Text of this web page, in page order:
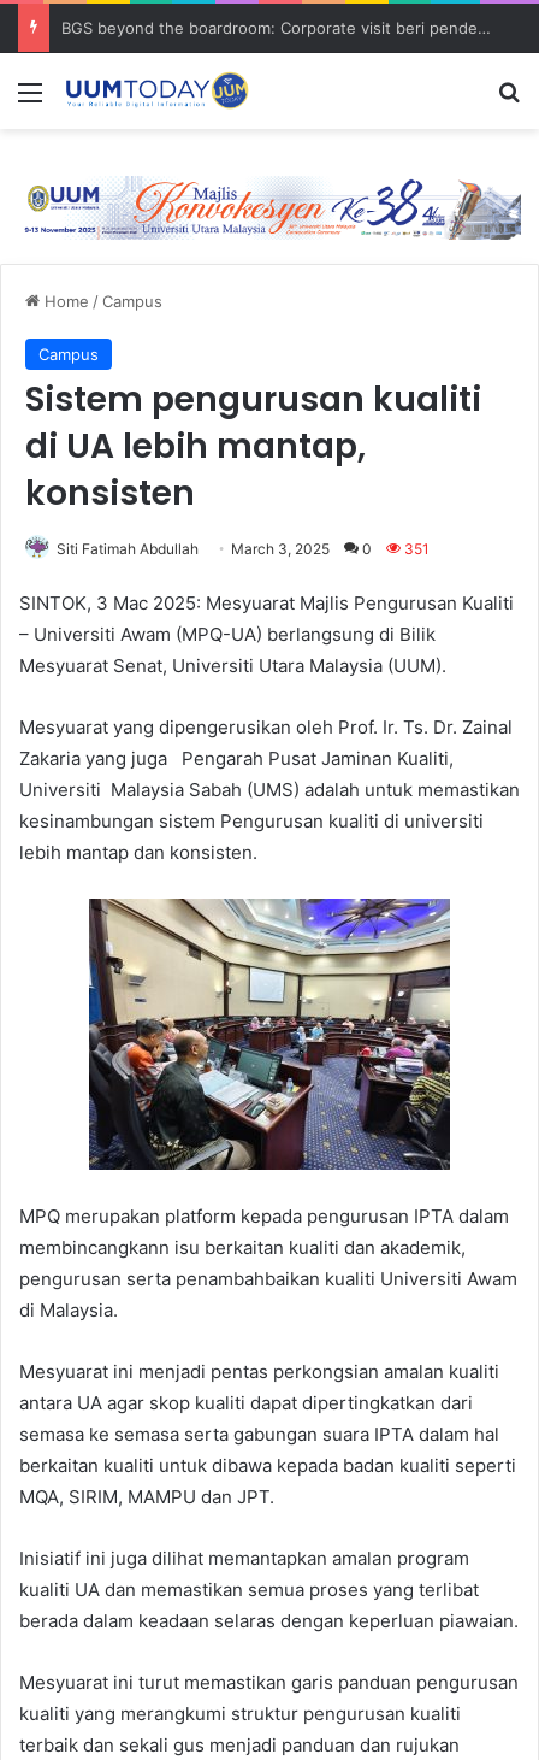
BGS beyond the boardroom: Corporate visit beri pendedahan dunia korporat kepada PELAJAR UUM
Menu
Home /Campus
Campus
Sistem pengurusan kualiti
di UA lebih mantap,
konsisten
Siti Fatimah Abdullah March 3, 2025 0 351
SINTOK, 3 Mac 2025: Mesyuarat Majlis Pengurusan Kualiti
– Universiti Awam (MPQ-UA) berlangsung di Bilik
Mesyuarat Senat, Universiti Utara Malaysia (UUM).
Mesyuarat yang dipengerusikan oleh Prof. Ir. Ts. Dr. Zainal
Zakaria yang juga Pengarah Pusat Jaminan Kualiti,
Universiti Malaysia Sabah (UMS) adalah untuk memastikan
kesinambungan sistem Pengurusan kualiti di universiti
lebih mantap dan konsisten.
MPQ merupakan platform kepada pengurusan IPTA dalam
membincangkann isu berkaitan kualiti dan akademik,
pengurusan serta penambahbaikan kualiti Universiti Awam
di Malaysia.
Mesyuarat ini menjadi pentas perkongsian amalan kualiti
antara UA agar skop kualiti dapat dipertingkatkan dari
semasa ke semasa serta gabungan suara IPTA dalam hal
berkaitan kualiti untuk dibawa kepada badan kualiti seperti
MQA, SIRIM, MAMPU dan JPT.
Inisiatif ini juga dilihat memantapkan amalan program
kualiti UA dan memastikan semua proses yang terlibat
berada dalam keadaan selaras dengan keperluan piawaian.
Mesyuarat ini turut memastikan garis panduan pengurusan
kualiti yang merangkumi struktur pengurusan kualiti
terbaik dan sekali gus menjadi panduan dan rujukan